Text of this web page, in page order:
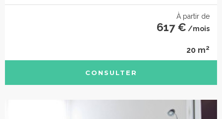
À partir de
617 € /mois
20 m2
CONSULTER